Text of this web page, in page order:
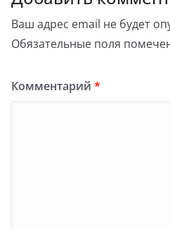
Ваш адрес email не будет
Обязательные поля
Комментарий *